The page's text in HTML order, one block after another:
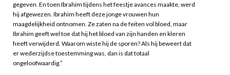
gegeven. En toen Ibrahim tijdens het feestje avances maakte, werd
hij afgewezen. Ibrahim heeft deze jonge vrouwen hun
maagdelijkheid ontnomen. Ze zaten na de feiten vol bloed, maar
Ibrahim geeft wel toe dat hij het bloed van zijn handen en kleren
heeft verwijderd. Waarom wiste hij de sporen? Als hij beweert dat
er wederzijdse toestemming was, dan is dat totaal
ongeloofwaardig.”